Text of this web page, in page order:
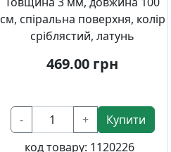
см, спіральна поверхня, колір
сріблястий, латунь
469.00 грн
- +
Купити
код товару: 1120226